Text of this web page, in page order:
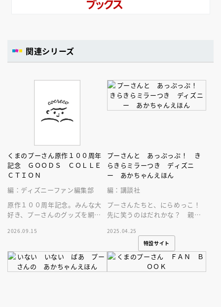
関連シリーズ
くまのプーさん原作１００周年
記念 ＧＯＯＤＳ ＣＯＬＬＥ
ＣＴＩＯＮ
編：ディズニーファン編集部
原作１００周年記念。みんな大
好き、プーさんのグッズを網羅
2026.09.15
プーさんと あっぷっぷ！ き
らきらミラーつき ディズニ
ー あかちゃんえほん
編：講談社
プーさんたちと、にらめっこ！
先に笑うのはだれかな？ 親子
ミラー付きのしかけあかちゃん
えほんです！
2025.04.25
特設サイト